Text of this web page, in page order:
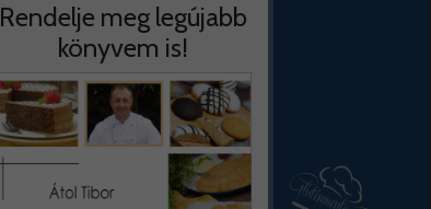
Rendelje meg legújabb
könyvem is!